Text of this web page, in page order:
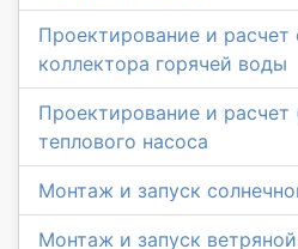
Проектирование и расчет
коллектора горячей воды
Проектирование и расчет
теплового насоса
Монтаж и запуск
Монтаж и запуск